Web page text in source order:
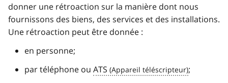
donner une rétroaction sur la manière dont nous
fournissons des biens, des services et des installations.
Une rétroaction peut être donnée :
en personne;
par téléphone ou ATS
;